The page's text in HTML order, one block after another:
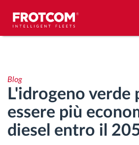
Analisi dello stile di guida
Monitoraggio dei tempi di guida
Blog
L'idrogeno verde
essere più
diesel entro il